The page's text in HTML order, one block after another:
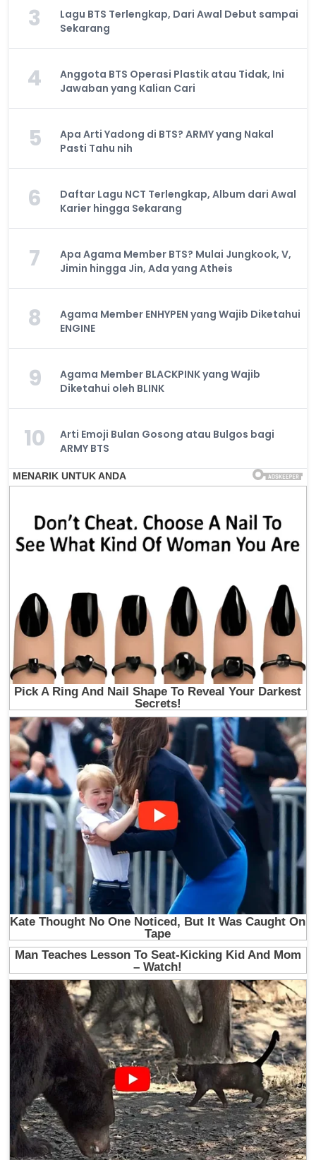
3
Lagu BTS Terlengkap, Dari Awal Debut sampai
Sekarang
4
Anggota BTS Operasi Plastik atau Tidak, Ini
Jawaban yang Kalian Cari
5
Apa Arti Yadong di BTS? ARMY yang Nakal
Pasti Tahu nih
6
Daftar Lagu NCT Terlengkap, Album dari Awal
Karier hingga Sekarang
7
Apa Agama Member BTS? Mulai Jungkook, V,
Jimin hingga Jin, Ada yang Atheis
8
Agama Member ENHYPEN yang Wajib Diketahui
ENGINE
9
Agama Member BLACKPINK yang Wajib
Diketahui oleh BLINK
10
Arti Emoji Bulan Gosong atau Bulgos bagi
ARMY BTS